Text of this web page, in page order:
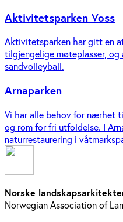
Aktivitetsparken Voss
Aktivitetsparken har gitt en
tilgjengelige møteplasser,
sandvolleyball.
Arnaparken
Vi har alle behov for nærhet
og rom for fri utfoldelse. I
naturrestaurering i
Norske
Norwegian Association of